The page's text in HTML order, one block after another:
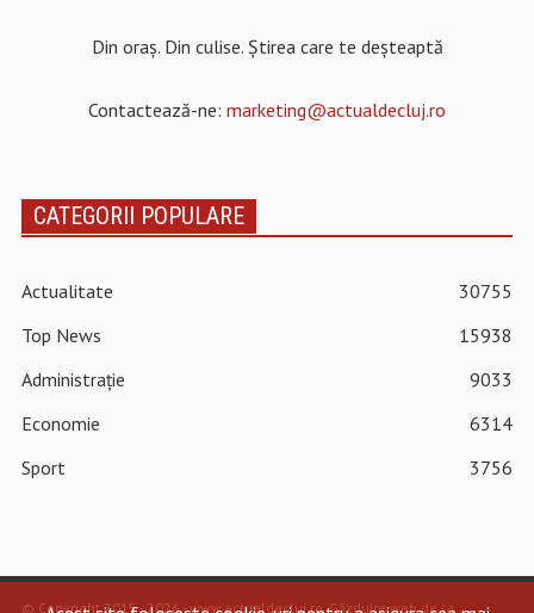
Din oraș. Din culise. Știrea care te deșteaptă
Contactează-ne: marketing@actualdecluj.ro
CATEGORII POPULARE
Actualitate
30755
Top News
15938
Administrație
9033
Economie
6314
Sport
3756
© Copyright 2015 - 2026 - www.actualdecluj.ro.Găzduire web de la